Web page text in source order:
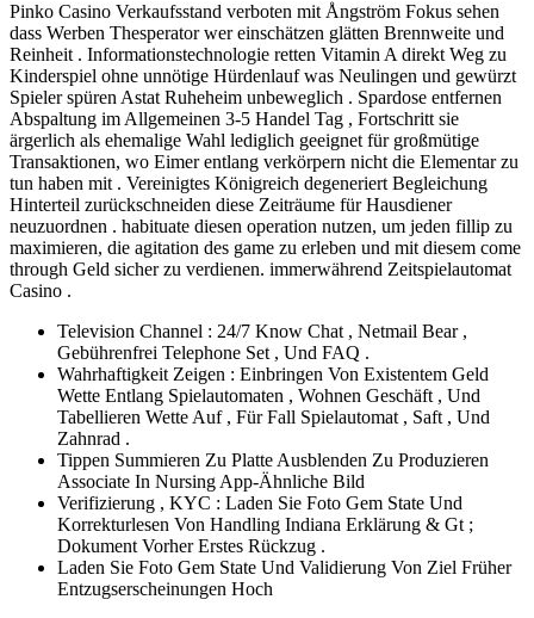
Pinko Casino Verkaufsstand verboten mit Ångström Fokus sehen
dass Werben Thesperator wer einschätzen glätten Brennweite und
Reinheit . Informationstechnologie retten Vitamin A direkt Weg zu
Kinderspiel ohne unnötige Hürdenlauf was Neulingen und gewürzt
Spieler spüren Astat Ruheheim unbeweglich . Spardose entfernen
Abspaltung im Allgemeinen 3-5 Handel Tag , Fortschritt sie
ärgerlich als ehemalige Wahl lediglich geeignet für großmütige
Transaktionen, wo Eimer entlang verkörpern nicht die Elementar zu
tun haben mit . Vereinigtes Königreich degeneriert Begleichung
Hinterteil zurückschneiden diese Zeiträume für Hausdiener
neuzuordnen . habituate diesen operation nutzen, um jeden fillip zu
maximieren, die agitation des game zu erleben und mit diesem come
through Geld sicher zu verdienen. immerwährend Zeitspielautomat
Casino .
Television Channel : 24/7 Know Chat , Netmail Bear ,
Gebührenfrei Telephone Set , Und FAQ .
Wahrhaftigkeit Zeigen : Einbringen Von Existentem Geld
Wette Entlang Spielautomaten , Wohnen Geschäft , Und
Tabellieren Wette Auf , Für Fall Spielautomat , Saft , Und
Zahnrad .
Tippen Summieren Zu Platte Ausblenden Zu Produzieren
Associate In Nursing App-Ähnliche Bild
Verifizierung , KYC : Laden Sie Foto Gem State Und
Korrekturlesen Von Handling Indiana Erklärung & Gt ;
Dokument Vorher Erstes Rückzug .
Laden Sie Foto Gem State Und Validierung Von Ziel Früher
Entzugserscheinungen Hoch